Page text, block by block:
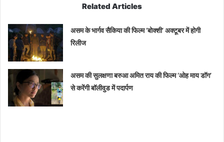
Related Articles
असम के भार्गव सैकिया की फिल्म ‘बोक्शी’ अक्टूबर में होगी
रिलीज
असम की सुलक्षणा बरुआ अमित राय की फिल्म ‘ओह माय डॉग’
से करेंगी बॉलीवुड में पदार्पण